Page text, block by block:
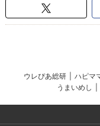
ウレぴあ総研 ハピマ
うまいめし